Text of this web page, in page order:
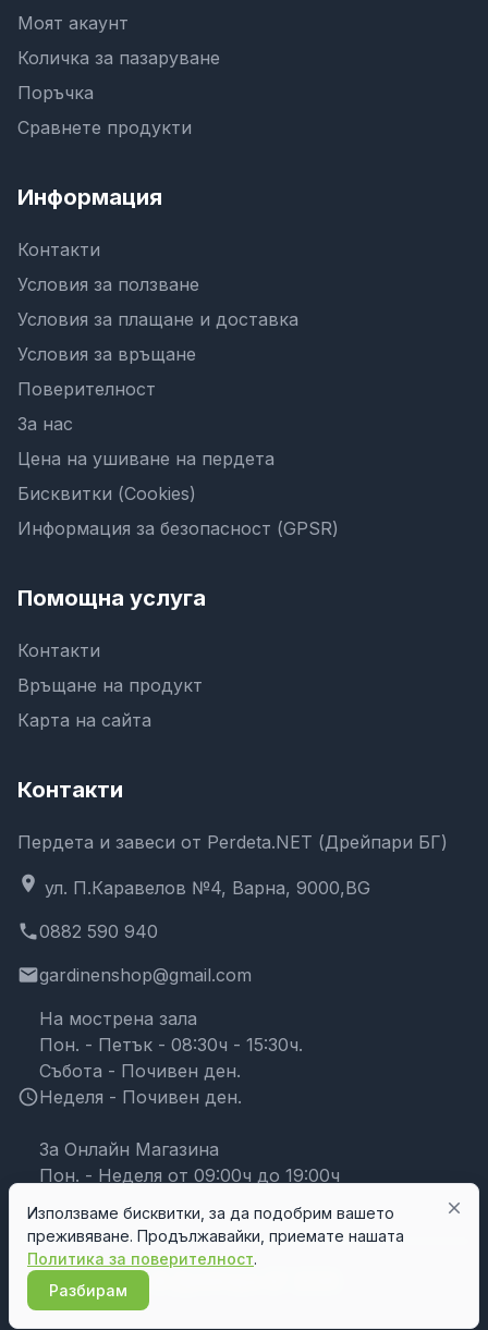
Моят акаунт
Количка за пазаруване
Поръчка
Сравнете продукти
Информация
Контакти
Условия за ползване
Условия за плащане и доставка
Условия за връщане
Поверителност
За нас
Цена на ушиване на пердета
Бисквитки (Cookies)
Информация за безопасност (GPSR)
Помощна услуга
Контакти
Връщане на продукт
Карта на сайта
Контакти
Пердета и завеси от Perdeta.NET (Дрейпари БГ)
location_on ул. П.Каравелов №4, Варна, 9000,BG
phone0882 590 940
emailgardinenshop@gmail.com
schedule
На мострена зала
Пон. - Петък - 08:30ч - 15:30ч.
Събота - Почивен ден.
Неделя - Почивен ден.
За Онлайн Магазина
Пон. - Неделя от 09:00ч до 19:00ч
close
Използваме бисквитки, за да подобрим вашето
преживяване. Продължавайки, приемате нашата
Политика за поверителност.
Разбирам